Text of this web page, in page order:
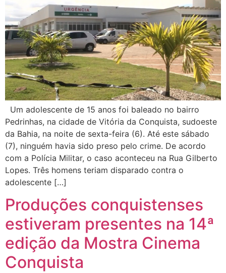
Um adolescente de 15 anos foi baleado no bairro
Pedrinhas, na cidade de Vitória da Conquista, sudoeste
da Bahia, na noite de sexta-feira (6). Até este sábado
(7), ninguém havia sido preso pelo crime. De acordo
com a Polícia Militar, o caso aconteceu na Rua Gilberto
Lopes. Três homens teriam disparado contra o
adolescente […]
Produções conquistenses
estiveram presentes na 14ª
edição da Mostra Cinema
Conquista